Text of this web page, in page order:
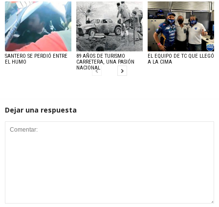
SANTERO SE PERDIÓ ENTRE
EL HUMO
89 AÑOS DE TURISMO
CARRETERA, UNA PASIÓN
NACIONAL
EL EQUIPO DE TC QUE LLEGÓ
A LA CIMA
Dejar una respuesta